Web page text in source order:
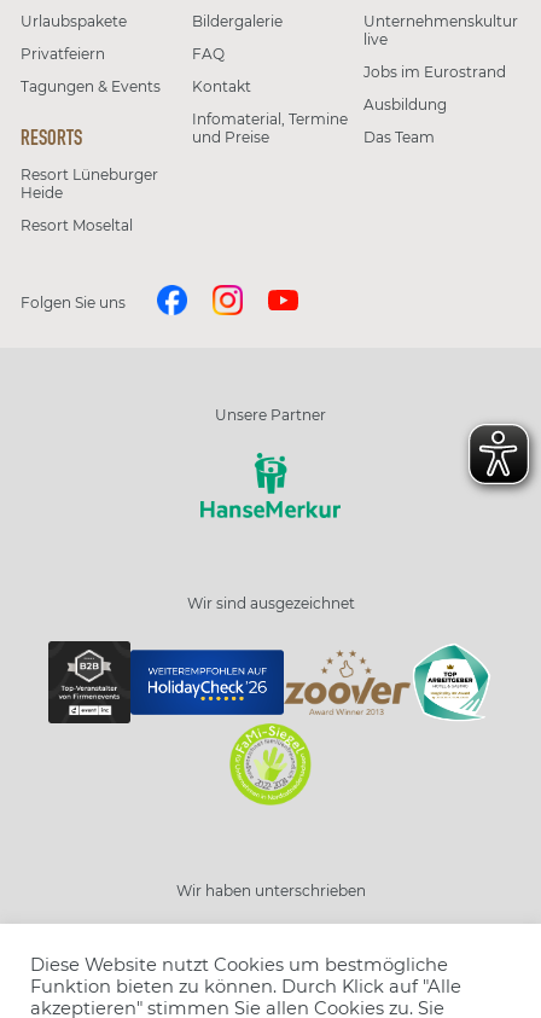
Resort wählen
Angebot wählen
Urlaubspakete
Privatfeiern
Tagungen & Events
RESORTS
Resort Lüneburger
Heide
Resort Moseltal
Bildergalerie
FAQ
Kontakt
Infomaterial, Termine
und Preise
Unternehmenskultur
live
Jobs im Eurostrand
Ausbildung
Das Team
Folgen Sie uns
Unsere Partner
Wir sind ausgezeichnet
Wir haben unterschrieben
Diese Website nutzt Cookies um bestmögliche
Funktion bieten zu können. Durch Klick auf "Alle
akzeptieren" stimmen Sie allen Cookies zu. Sie